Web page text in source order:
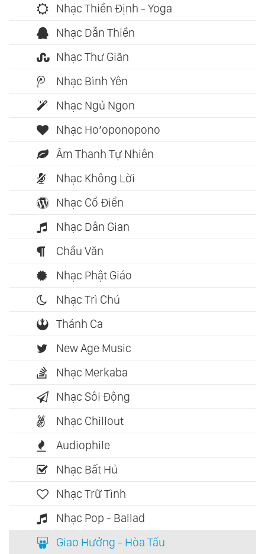
Nhạc Thiền Định - Yoga
Nhạc Dẫn Thiền
Nhạc Thư Giãn
Nhạc Bình Yên
Nhạc Ngủ Ngon
Nhạc Ho’oponopono
Âm Thanh Tự Nhiên
Nhạc Không Lời
Nhạc Cổ Điển
Nhạc Dân Gian
Chầu Văn
Nhạc Phật Giáo
Nhạc Trì Chú
Thánh Ca
New Age Music
Nhạc Merkaba
Nhạc Sôi Động
Nhạc Chillout
Audiophile
Nhạc Bất Hủ
Nhạc Trữ Tình
Nhạc Pop - Ballad
Giao Hưởng - Hòa Tấu